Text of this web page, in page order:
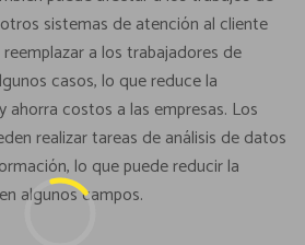
sistemas de atención al cliente
a los trabajadores de
casos, lo que reduce la
ahorra costos a las empresas. Los
realizar tareas de análisis de datos
lo que puede reducir la
algunos campos.